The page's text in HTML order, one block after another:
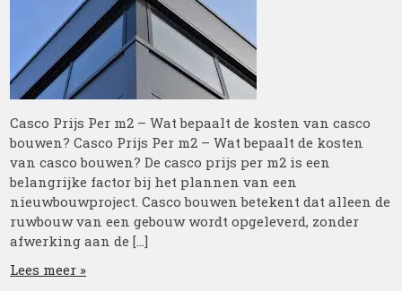
Casco Prijs Per m2 – Wat bepaalt de kosten van casco
bouwen? Casco Prijs Per m2 – Wat bepaalt de kosten
van casco bouwen? De casco prijs per m2 is een
belangrijke factor bij het plannen van een
nieuwbouwproject. Casco bouwen betekent dat alleen de
ruwbouw van een gebouw wordt opgeleverd, zonder
afwerking aan de […]
Lees meer »